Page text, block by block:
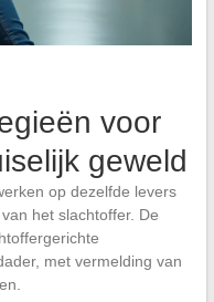
voor
geweld
op dezelfde levers
het slachtoffer. De
met vermelding van